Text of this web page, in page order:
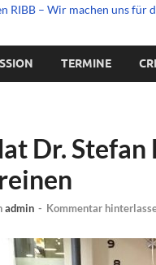
RIBB – Wir machen uns für
TERMINE
Dr.
admin - Kommentar